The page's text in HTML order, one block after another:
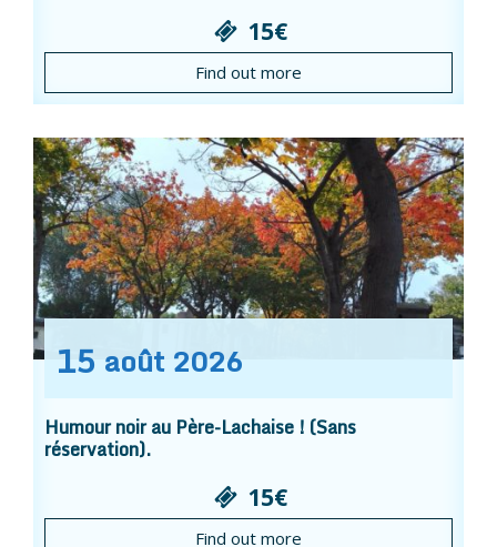
15€
Find out more
15 août 2026
Humour noir au Père-Lachaise ! (Sans
réservation).
15€
Find out more